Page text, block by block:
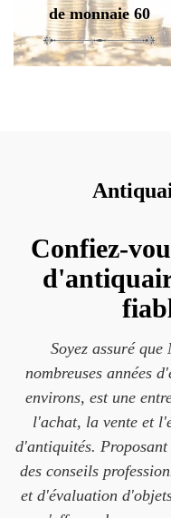
de monnaie 60
Confiez-
Soyez assuré
nombreuses années
environs, est une
l'achat, la vente et
d'antiquités.
des conseils
et d'évaluation